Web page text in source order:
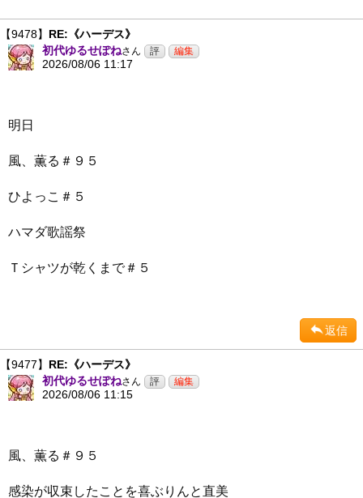
【9478】 RE:《ハーデス》
初代ゆるせぽねさん
2026/08/06 11:17
明日
風、薫る＃９５
ひよっこ＃５
ハマダ歌謡祭
Ｔシャツが乾くまで＃５
返信
【9477】 RE:《ハーデス》
初代ゆるせぽねさん
2026/08/06 11:15
風、薫る＃９５
感染が収束したことを喜ぶりんと直美